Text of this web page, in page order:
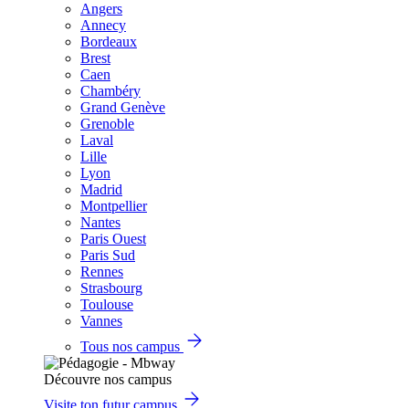
Angers
Annecy
Bordeaux
Brest
Caen
Chambéry
Grand Genève
Grenoble
Laval
Lille
Lyon
Madrid
Montpellier
Nantes
Paris Ouest
Paris Sud
Rennes
Strasbourg
Toulouse
Vannes
Tous nos campus
Découvre nos campus
Visite ton futur campus